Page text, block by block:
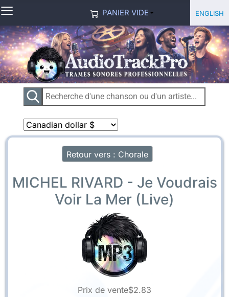
≡ PANIER VIDE English
Retour vers : Chorale
MICHEL RIVARD - Je Voudrais
Voir La Mer (Live)
Prix ​​de vente$2.83